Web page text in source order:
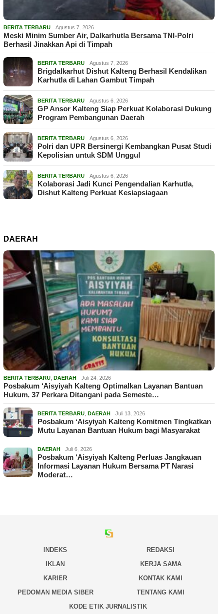
BERITA TERBARU Agustus 7, 2026
Meski Minim Sumber Air, Dalkarhutla Bersama TNI-Polri
Berhasil Jinakkan Api di Timpah
BERITA TERBARU Agustus 7, 2026
Brigdalkarhut Dishut Kalteng Berhasil Kendalikan
Karhutla di Lahan Gambut Timpah
BERITA TERBARU Agustus 6, 2026
GP Ansor Kalteng Siap Perkuat Kolaborasi Dukung
Program Pembangunan Daerah
BERITA TERBARU Agustus 6, 2026
Polri dan UPR Bersinergi Kembangkan Pusat Studi
Kepolisian untuk SDM Unggul
BERITA TERBARU Agustus 6, 2026
Kolaborasi Jadi Kunci Pengendalian Karhutla,
Dishut Kalteng Perkuat Kesiapsiagaan
DAERAH
BERITA TERBARU DAERAH Juli 24, 2026
Posbakum ‘Aisyiyah Kalteng Optimalkan Layanan Bantuan
Hukum, 37 Perkara Ditangani pada Semeste…
BERITA TERBARU DAERAH Juli 13, 2026
Posbakum ‘Aisyiyah Kalteng Komitmen Tingkatkan
Mutu Layanan Bantuan Hukum bagi Masyarakat
DAERAH Juli 6, 2026
Posbakum ‘Aisyiyah Kalteng Perluas Jangkauan
Informasi Layanan Hukum Bersama PT Narasi
Moderat…
INDEKS
REDAKSI
IKLAN
KERJA SAMA
KARIER
KONTAK KAMI
PEDOMAN MEDIA SIBER
TENTANG KAMI
KODE ETIK JURNALISTIK